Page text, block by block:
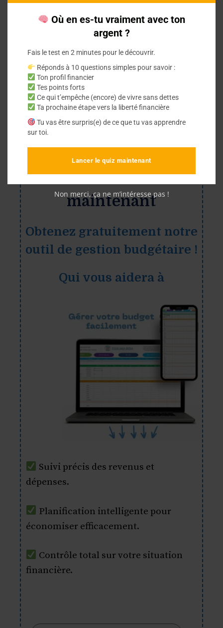
Nadjib SEHILI
Save
Prenez le contrôle de
vos finances dès
maintenant
Obtenez gratuitement notre
outil de gestion budgétaire !
Qui vous aidera à
Suivi précis des revenus et
dépenses.
Planification intelligente pour
économiser efficacement.
Contrôle total sur votre situation
financière.
Où en es-tu vraiment avec ton
argent ?
Fais le test en 2 minutes pour le découvrir.
Réponds à 10 questions simples pour savoir :
Ton profil financier
Tes points forts
Ce qui t’empêche (encore) de vivre sans dettes
Ta prochaine étape vers la liberté financière
Tu vas être surpris(e) de ce que tu vas apprendre
sur toi.
Lancer le quiz maintenant
Non merci, ça ne m’intéresse pas !